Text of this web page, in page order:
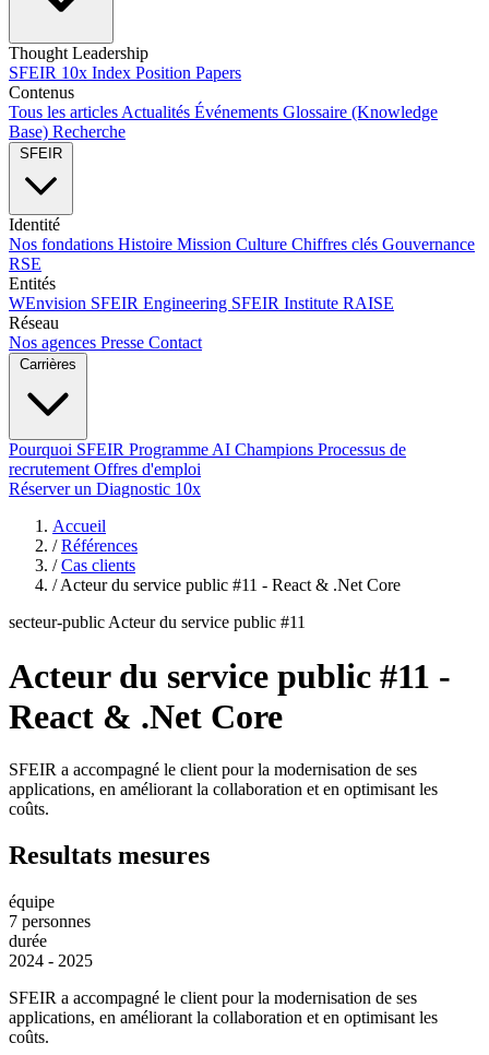
Thought Leadership
SFEIR 10x Index Position Papers
Contenus
Tous les articles Actualités Événements Glossaire (Knowledge
Base) Recherche
SFEIR
Identité
Nos fondations Histoire Mission Culture Chiffres clés Gouvernance
RSE
Entités
WEnvision SFEIR Engineering SFEIR Institute RAISE
Réseau
Nos agences Presse Contact
Carrières
Pourquoi SFEIR Programme AI Champions Processus de
recrutement Offres d'emploi
Réserver un Diagnostic 10x
Accueil
/ Références
/ Cas clients
/ Acteur du service public #11 - React & .Net Core
secteur-public Acteur du service public #11
Acteur du service public #11 -
React & .Net Core
SFEIR a accompagné le client pour la modernisation de ses
applications, en améliorant la collaboration et en optimisant les
coûts.
Resultats mesures
équipe
7 personnes
durée
2024 - 2025
SFEIR a accompagné le client pour la modernisation de ses
applications, en améliorant la collaboration et en optimisant les
coûts.